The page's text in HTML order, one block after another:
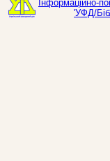
Інформаційно-
'УФД/